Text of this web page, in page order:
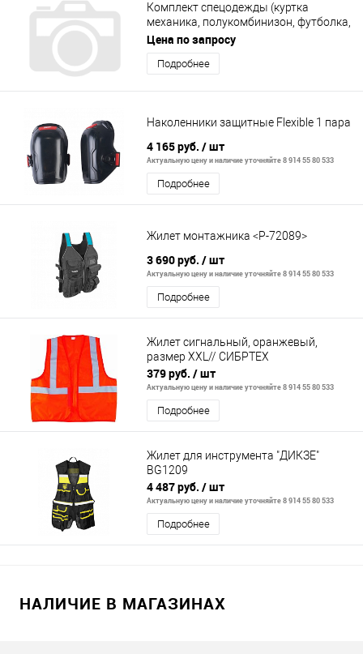
Комплект спецодежды (куртка
механика, полукомбинизон, футболка,
фартук)
Цена по запросу
Подробнее
Наколенники защитные Flexible 1 пара
4 165 руб. / шт
Актуальную цену и наличие уточняйте 8 914 55 80 533
Подробнее
Жилет монтажника <P-72089>
3 690 руб. / шт
Актуальную цену и наличие уточняйте 8 914 55 80 533
Подробнее
Жилет сигнальный, оранжевый,
размер XXL// СИБРТЕХ
379 руб. / шт
Актуальную цену и наличие уточняйте 8 914 55 80 533
Подробнее
Жилет для инструмента "ДИКЗЕ"
BG1209
4 487 руб. / шт
Актуальную цену и наличие уточняйте 8 914 55 80 533
Подробнее
НАЛИЧИЕ В МАГАЗИНАХ